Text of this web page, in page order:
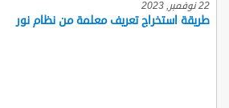
22 نوفمبر, 2023
طريقة استخراج تعريف معلمة من نظام نور